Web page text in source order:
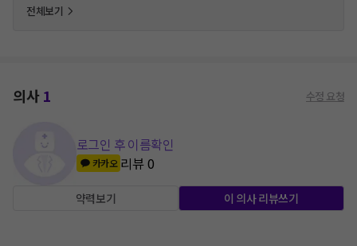
전체보기
의사1 수정 요청
로그인 후 이름확인
카카오 리뷰0
약력보기 이 의사 리뷰쓰기